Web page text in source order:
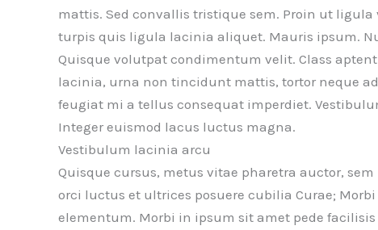
mattis. Sed convallis tristique sem. Proin ut
turpis quis ligula lacinia aliquet. Mauris ipsum.
Quisque volutpat condimentum velit. Class
lacinia, urna non tincidunt mattis, tortor neque
feugiat mi a tellus consequat imperdiet.
Integer euismod lacus luctus magna.
Vestibulum lacinia arcu
Quisque cursus, metus vitae pharetra auctor,
orci luctus et ultrices posuere cubilia Curae;
elementum. Morbi in ipsum sit amet pede